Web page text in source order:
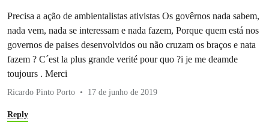
Precisa a ação de ambientalistas ativistas Os govêrnos nada sabem,
nada vem, nada se interessam e nada fazem, Porque quem está nos
governos de paises desenvolvidos ou não cruzam os braços e nata
fazem ? C´est la plus grande verité pour quo ?i je me deamde
toujours . Merci
Ricardo Pinto Porto 17 de junho de 2019
Reply